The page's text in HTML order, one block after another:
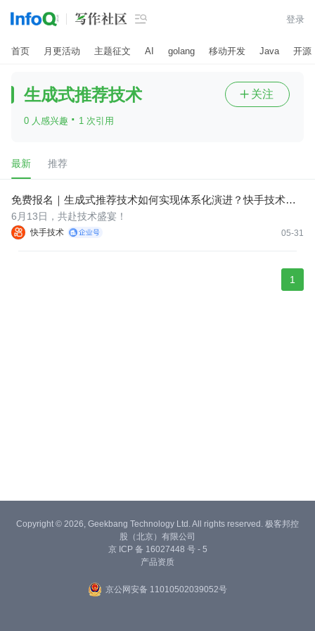
 登录
首页 月更活动 主题征文 AI golang 移动开发 Java 开源
生成式推荐技术
0 人感兴趣 · 1 次引用
 关注
最新 推荐
免费报名｜生成式推荐技术如何实现体系化演进？快手技术沙
龙第四期开启！
快手技术 05-31
6月13日，共赴技术盛宴！
1
Copyright © 2026, Geekbang Technology Ltd. All rights reserved. 极客邦控
股（北京）有限公司
京 ICP 备 16027448 号 - 5
产品资质
京公网安备 11010502039052号